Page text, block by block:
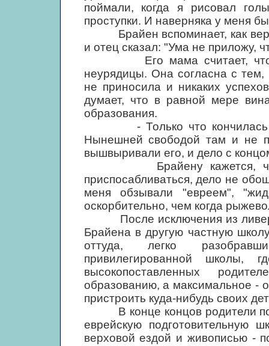
поймали, когда я рисовал
проступки. И наверняка у меня
Брайен вспоминает, как
и отец сказал: "Ума не приложу,
Его мама считает, что
неурядицы. Она согласна с тем,
не приносила и никаких
думает, что в равной мере
образования.
- Только что кончилась
Нынешней свободой там и не
вышвыривали его, и дело с
Брайену кажется, что,
приспосабливаться, дело не
меня обзывали "евреем",
оскорбительно, чем когда
После исключения из
Брайена в другую частную
оттуда, легко
привилегированной школы,
высокопоставленных
образованию, а максимальное -
пристроить куда-нибудь своих
В конце концов родители
еврейскую подготовительную
верховой ездой и живописью -